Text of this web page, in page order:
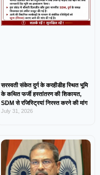
सरस्वती संकेत दुर्ग के करहीडीह स्थित भूमि
के कथित फर्जी हस्तांतरण की शिकायत,
SDM से रजिस्ट्रियां निरस्त करने की मांग
July 31, 2026